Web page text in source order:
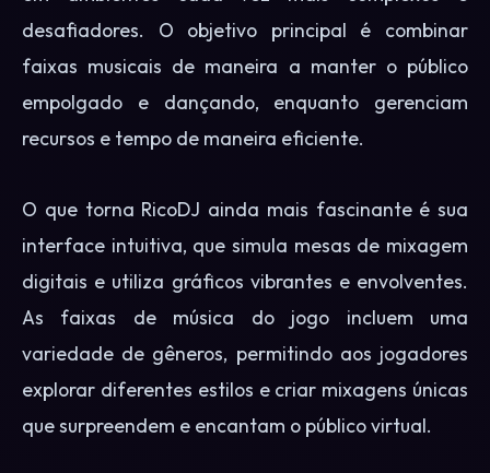
desafiadores. O objetivo principal é combinar
faixas musicais de maneira a manter o público
empolgado e dançando, enquanto gerenciam
recursos e tempo de maneira eficiente.
O que torna RicoDJ ainda mais fascinante é sua
interface intuitiva, que simula mesas de mixagem
digitais e utiliza gráficos vibrantes e envolventes.
As faixas de música do jogo incluem uma
variedade de gêneros, permitindo aos jogadores
explorar diferentes estilos e criar mixagens únicas
que surpreendem e encantam o público virtual.